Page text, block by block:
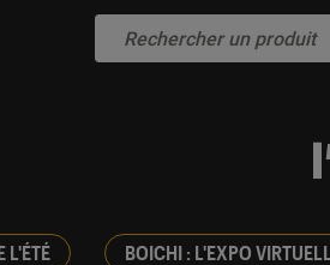
L'ÉTÉ BOICHI : L'EXPO